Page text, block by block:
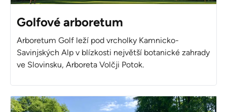
Golfové arboretum
Arboretum Golf leží pod vrcholky Kamnicko-
Savinjských Alp v blízkosti největší botanické zahrady
ve Slovinsku, Arboreta Volčji Potok.